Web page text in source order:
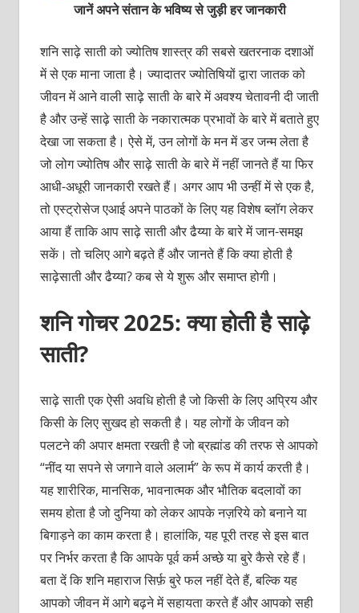
जानें अपने संतान के भविष्य से जुड़ी हर जानकारी
शनि साढ़े साती को ज्योतिष शास्त्र की सबसे खतरनाक दशाओं
में से एक माना जाता है। ज्यादातर ज्योतिषियों द्वारा जातक को
जीवन में आने वाली साढ़े साती के बारे में अवश्य चेतावनी दी जाती
है और उन्हें साढ़े साती के नकारात्मक प्रभावों के बारे में बताते हुए
देखा जा सकता है। ऐसे में, उन लोगों के मन में डर जन्म लेता है
जो लोग ज्योतिष और साढ़े साती के बारे में नहीं जानते हैं या फिर
आधी-अधूरी जानकारी रखते हैं। अगर आप भी उन्हीं में से एक है,
तो एस्ट्रोसेज एआई अपने पाठकों के लिए यह विशेष ब्लॉग लेकर
आया हैं ताकि आप साढ़े साती और ढैय्या के बारे में जान-समझ
सकें। तो चलिए आगे बढ़ते हैं और जानते हैं कि क्या होती है
साढ़ेसाती और ढैय्या? कब से ये शुरू और समाप्त होगी।
शनि गोचर 2025: क्या होती है साढ़े
साती?
साढ़े साती एक ऐसी अवधि होती है जो किसी के लिए अप्रिय और
किसी के लिए सुखद हो सकती है। यह लोगों के जीवन को
पलटने की अपार क्षमता रखती है जो ब्रह्मांड की तरफ से आपको
“नींद या सपने से जगाने वाले अलार्म” के रूप में कार्य करती है।
यह शारीरिक, मानसिक, भावनात्मक और भौतिक बदलावों का
समय होता है जो दुनिया को लेकर आपके नज़रिये को बनाने या
बिगाड़ने का काम करता है। हालांकि, यह पूरी तरह से इस बात
पर निर्भर करता है कि आपके पूर्व कर्म अच्छे या बुरे कैसे रहे हैं।
बता दें कि शनि महाराज सिर्फ़ बुरे फल नहीं देते हैं, बल्कि यह
आपको जीवन में आगे बढ़ने में सहायता करते हैं और आपको सही